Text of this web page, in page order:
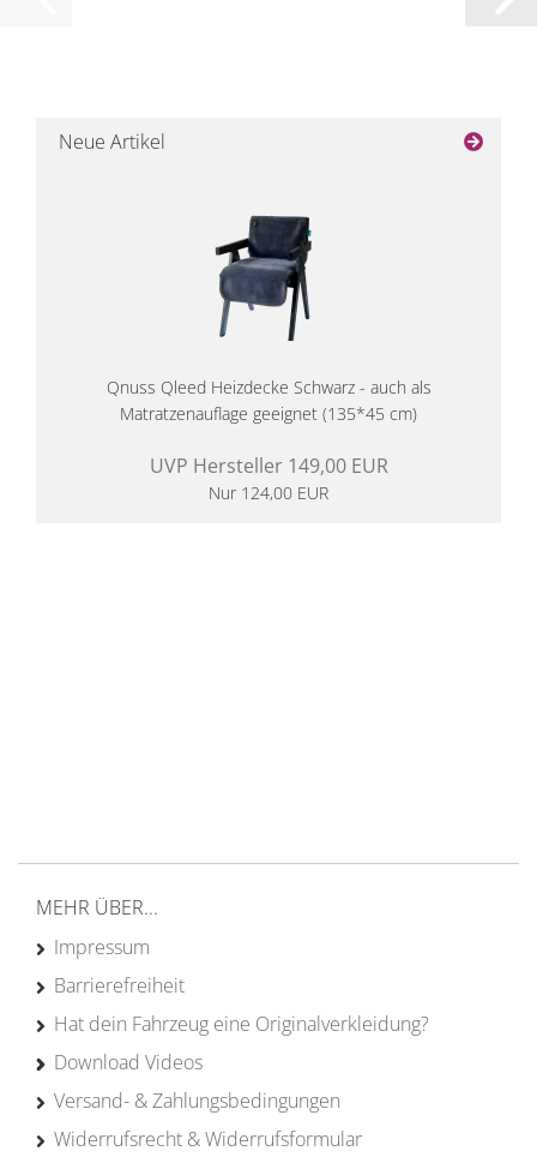
Neue Artikel
Qnuss Qleed Heizdecke Schwarz - auch als
Matratzenauflage geeignet (135*45 cm)
UVP Hersteller 149,00 EUR
Nur 124,00 EUR
MEHR ÜBER...
Impressum
Barrierefreiheit
Hat dein Fahrzeug eine Originalverkleidung?
Download Videos
Versand- & Zahlungsbedingungen
Widerrufsrecht & Widerrufsformular